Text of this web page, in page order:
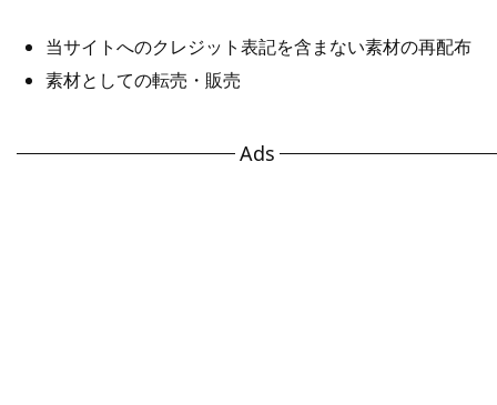
当サイトへのクレジット表記を含まない素材の再配布
素材としての転売・販売
Ads